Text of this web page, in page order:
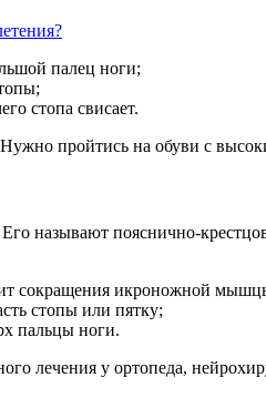
палец ноги;
стопа свисает.
пройтись на обуви с
называют пояснично-
сокращения икроножной
стопы или пятку;
пальцы ноги.
лечения у ортопеда,